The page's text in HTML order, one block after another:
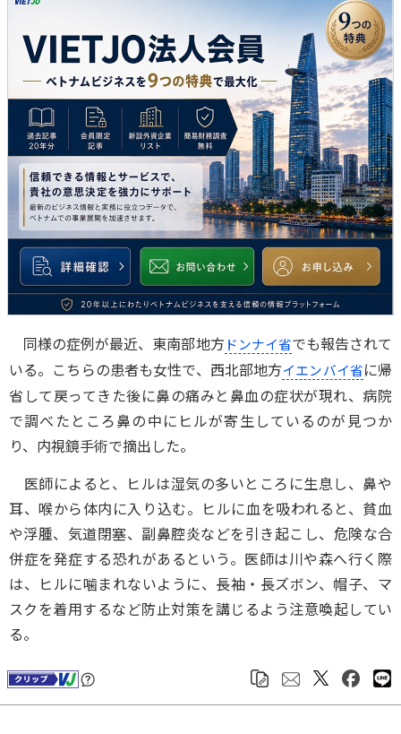
同様の症例が最近、東南部地方ドンナイ省でも報告されて
いる。こちらの患者も女性で、西北部地方イエンバイ省に帰
省して戻ってきた後に鼻の痛みと鼻血の症状が現れ、病院
で調べたところ鼻の中にヒルが寄生しているのが見つか
り、内視鏡手術で摘出した。
医師によると、ヒルは湿気の多いところに生息し、鼻や
耳、喉から体内に入り込む。ヒルに血を吸われると、貧血
や浮腫、気道閉塞、副鼻腔炎などを引き起こし、危険な合
併症を発症する恐れがあるという。医師は川や森へ行く際
は、ヒルに噛まれないように、長袖・長ズボン、帽子、マ
スクを着用するなど防止対策を講じるよう注意喚起してい
る。